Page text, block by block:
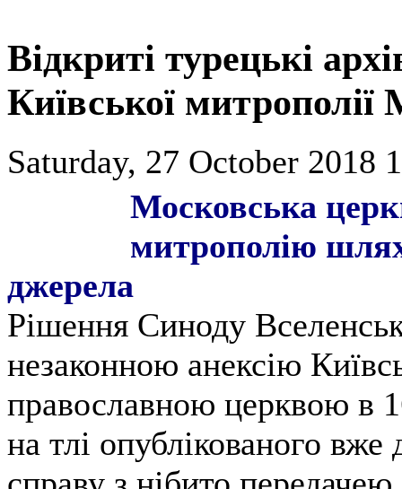
Відкриті турецькі
Київської митрополії
Saturday, 27 October 2018
Московська
митрополію
джерела
Рішення Синоду
незаконною анексію
православною церквою в
на тлі опублікованого